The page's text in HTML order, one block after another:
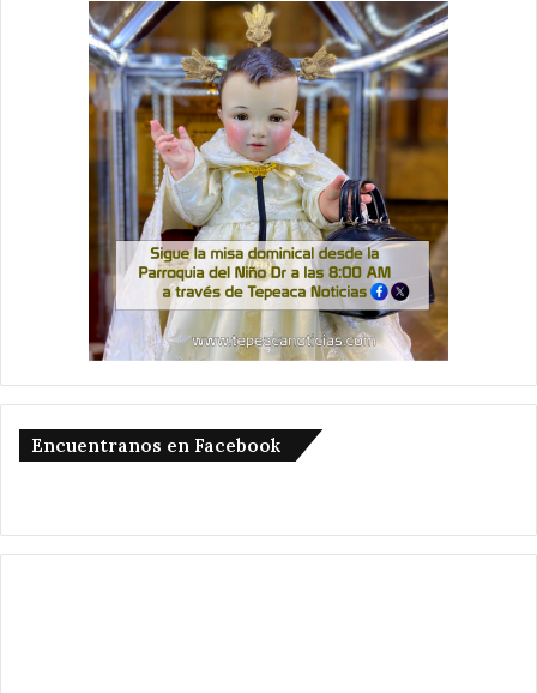
Encuentranos en Facebook